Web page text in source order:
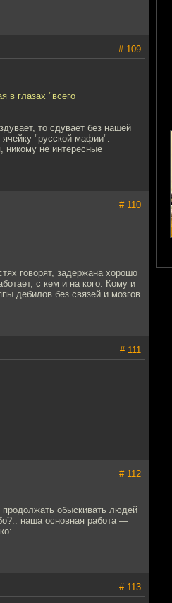
# 109
в глазах "всего
то сдувает без нашей
"русской мафии".
никому не интересные
# 110
говорят, задержана хорошо
с кем и на кого. Кому и
дебилов без связей и мозгов
# 111
# 112
обыскивать людей
наша основная работа —
# 113